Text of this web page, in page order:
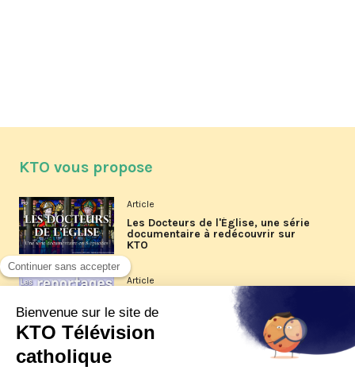
KTO vous propose
Article
Les Docteurs de l'Église, une série
documentaire à redécouvrir sur
KTO
Article
Les reportages d'été 2026 de KTO